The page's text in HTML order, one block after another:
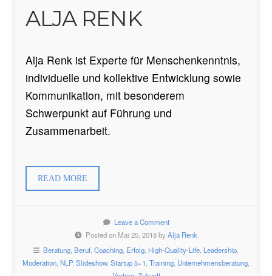
ALJA RENK
Alja Renk ist Experte für Menschenkenntnis,
individuelle und kollektive Entwicklung sowie
Kommunikation, mit besonderem
Schwerpunkt auf Führung und
Zusammenarbeit.
READ MORE
Leave a Comment
Posted on Mai 25, 2018 byAlja Renk
Beratung Beruf Coaching Erfolg High-Quality-Life Leadership
Moderation NLP, Slideshow, Startup 5+1 Training Unternehmensberatung